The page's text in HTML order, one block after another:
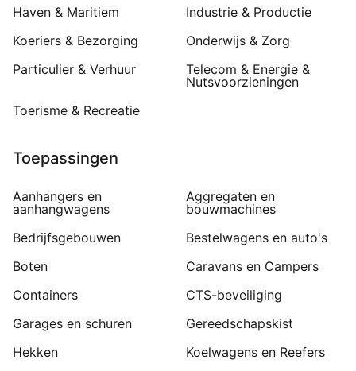
Haven & Maritiem
Industrie & Productie
Koeriers & Bezorging
Onderwijs & Zorg
Particulier & Verhuur
Telecom & Energie &
Nutsvoorzieningen
Toerisme & Recreatie
Toepassingen
Aanhangers en
aanhangwagens
Aggregaten en
bouwmachines
Bedrijfsgebouwen
Bestelwagens en auto's
Boten
Caravans en Campers
Containers
CTS-beveiliging
Garages en schuren
Gereedschapskist
Hekken
Koelwagens en Reefers